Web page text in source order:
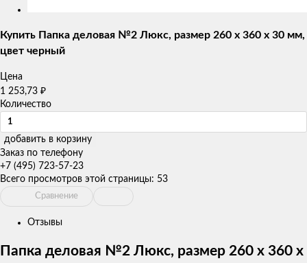
Купить Папка деловая №2 Люкс, размер 260 х 360 х 30 мм,
цвет черный
Цена
1 253,73 ₽
Количество
добавить в корзину
Заказ по телефону
+7 (495) 723-57-23
Всего просмотров этой страницы: 53
Сравнение
Отзывы
Папка деловая №2 Люкс, размер 260 х 360 х